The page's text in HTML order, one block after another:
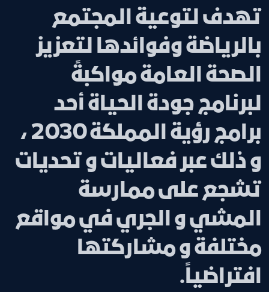
تهدف لتوعية المجتمع
بالرياضة وفوائدها لتعزيز
الصحة العامة مواكبةً
لبرنامج جودة الحياة أحد
برامج رؤية المملكة 2030 ،
و ذلك عبر فعاليات و تحديات
تشجع على ممارسة
المشي و الجري في مواقع
مختلفة و مشاركتها
افتراضياً.